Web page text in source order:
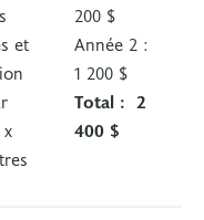
et
200 $
Année 2 :
1 200 $
Total : 2
400 $